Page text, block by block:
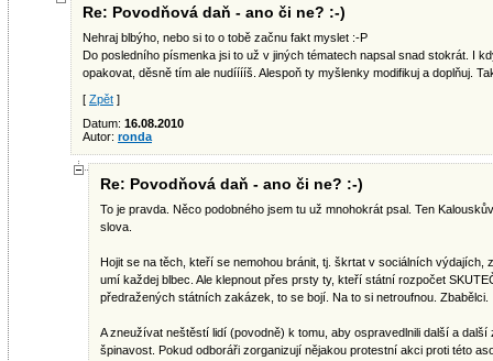
Re: Povodňová daň - ano či ne? :-)
Nehraj blbýho, nebo si to o tobě začnu fakt myslet :-P
Do posledního písmenka jsi to už v jiných tématech napsal snad stokrát. I
opakovat, děsně tím ale nudííííš. Alespoň ty myšlenky modifikuj a doplňuj.
[ Zpět ]
Datum: 16.08.2010
Autor: ronda
Re: Povodňová daň - ano či ne? :-)
To je pravda. Něco podobného jsem tu už mnohokrát psal. Ten
slova.
Hojit se na těch, kteří se nemohou bránit, tj. škrtat v sociálních výdajích,
umí každej blbec. Ale klepnout přes prsty ty, kteří státní rozpočet
předražených státních zakázek, to se bojí. Na to si netroufnou. Zbabělci.
A zneužívat neštěstí lidí (povodně) k tomu, aby ospravedlnili další a
špinavost. Pokud odboráři zorganizují nějakou protestní akci proti této